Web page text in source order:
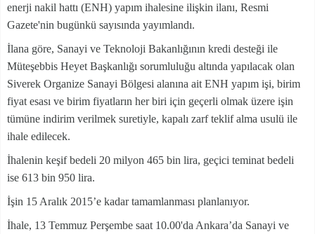
enerji nakil hattı (ENH) yapım ihalesine ilişkin ilanı, Resmi
Gazete'nin bugünkü sayısında yayımlandı.
İlana göre, Sanayi ve Teknoloji Bakanlığının kredi desteği ile
Müteşebbis Heyet Başkanlığı sorumluluğu altında yapılacak olan
Siverek Organize Sanayi Bölgesi alanına ait ENH yapım işi, birim
fiyat esası ve birim fiyatların her biri için geçerli olmak üzere işin
tümüne indirim verilmek suretiyle, kapalı zarf teklif alma usulü ile
ihale edilecek.
İhalenin keşif bedeli 20 milyon 465 bin lira, geçici teminat bedeli
ise 613 bin 950 lira.
İşin 15 Aralık 2015’e kadar tamamlanması planlanıyor.
İhale, 13 Temmuz Perşembe saat 10.00'da Ankara’da Sanayi ve